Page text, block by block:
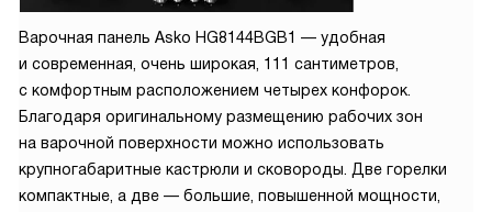
Варочная панель Asko HG8144BGB1 — удобная
и современная, очень широкая, 111 сантиметров,
с комфортным расположением четырех конфорок.
Благодаря оригинальному размещению рабочих зон
на варочной поверхности можно использовать
крупногабаритные кастрюли и сковороды. Две горелки
компактные, а две — большие, повышенной мощности,